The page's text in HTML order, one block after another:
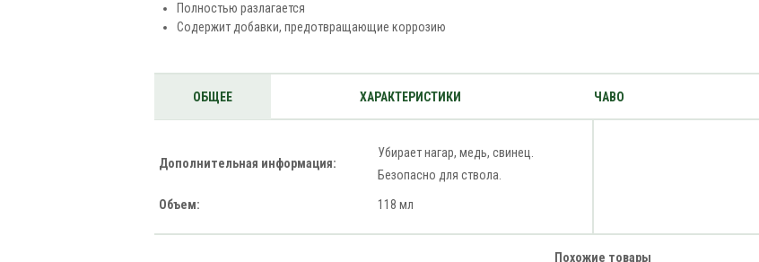
Полностью разлагается
Содержит добавки, предотвращающие коррозию
ОБЩЕЕ ХАРАКТЕРИСТИКИ ЧАВО
Дополнительная информация:
Убирает нагар, медь, свинец.
Безопасно для ствола.
Объем: 118 мл
Похожие товары